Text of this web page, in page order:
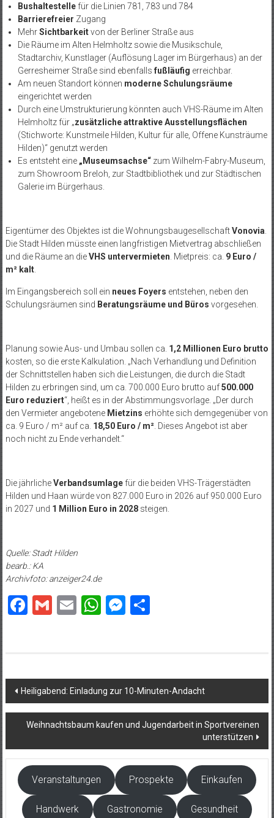
Bushaltestellefür die Linien 781, 783 und 784
Barrierefreier Zugang
MehrSichtbarkeitvon der Berliner Straße aus
Die Räume im Alten Helmholtz sowie die Musikschule,
Stadtarchiv, Kunstlager (Auflösung Lager im Bürgerhaus) an der
Gerresheimer Straße sind ebenfalls fußläufig erreichbar.
Am neuen Standort können moderne Schulungsräume
eingerichtet werden
Durch eine Umstrukturierung könnten auch VHS-Räume im Alten
Helmholtz für „zusätzliche attraktive Ausstellungsflächen
(Stichworte: Kunstmeile Hilden, Kultur für alle, Offene Kunsträume
Hilden)“ genutzt werden
Es entsteht eine „Museumsachse“zum Wilhelm-Fabry-Museum,
zum Showroom Breloh, zur Stadtbibliothek und zur Städtischen
Galerie im Bürgerhaus.
Eigentümer des Objektes ist die WohnungsbaugesellschaftVonovia
Die Stadt Hilden müsste einen langfristigen Mietvertrag abschließen
und die Räume an dieVHS untervermieten . Mietpreis: ca. 9 Euro /
m² kalt.
Im Eingangsbereich soll ein neues Foyers entstehen, neben den
Schulungsräumen sind Beratungsräume und Büros vorgesehen.
Planung sowie Aus- und Umbau sollen ca. 1,2 Millionen Euro brutto
kosten, so die erste Kalkulation. „Nach Verhandlung und Definition
der Schnittstellen haben sich die Leistungen, die durch die Stadt
Hilden zu erbringen sind, um ca. 700.000 Euro brutto auf500.000
Euro reduziert“, heißt es in der Abstimmungsvorlage. „Der durch
den Vermieter angebotene Mietzins erhöhte sich demgegenüber von
ca. 9 Euro / m² auf ca. 18,50 Euro / m². Dieses Angebot ist aber
noch nicht zu Ende verhandelt.“
Die jährlicheVerbandsumlagefür die beiden VHS-Trägerstädten
Hilden und Haan würde von 827.000 Euro in 2026 auf 950.000 Euro
in 2027 und 1 Million Euro in 2028steigen.
Quelle: Stadt Hilden
bearb.: KA
Archivfoto: anzeiger24.de
Facebook
Gmail
EmailWhatsApp
Messenger
Teilen
Beitragsnavigation
Heiligabend: Einladung zur 10-Minuten-Andacht
Weihnachtsbaum kaufen und Jugendarbeit in Sportvereinen
unterstützen
Veranstaltungen Prospekte Einkaufen
Handwerk Gastronomie Gesundheit